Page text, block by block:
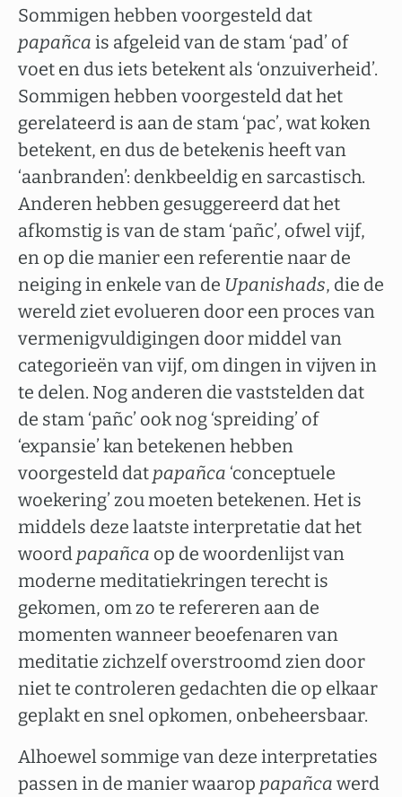
Sommigen hebben voorgesteld dat
papañca is afgeleid van de stam ‘pad’ of
voet en dus iets betekent als ‘onzuiverheid’.
Sommigen hebben voorgesteld dat het
gerelateerd is aan de stam ‘pac’, wat koken
betekent, en dus de betekenis heeft van
‘aanbranden’: denkbeeldig en sarcastisch.
Anderen hebben gesuggereerd dat het
afkomstig is van de stam ‘pañc’, ofwel vijf,
en op die manier een referentie naar de
neiging in enkele van de Upanishads, die de
wereld ziet evolueren door een proces van
vermenigvuldigingen door middel van
categorieën van vijf, om dingen in vijven in
te delen. Nog anderen die vaststelden dat
de stam ‘pañc’ ook nog ‘spreiding’ of
‘expansie’ kan betekenen hebben
voorgesteld dat papañca ‘conceptuele
woekering’ zou moeten betekenen. Het is
middels deze laatste interpretatie dat het
woord papañca op de woordenlijst van
moderne meditatiekringen terecht is
gekomen, om zo te refereren aan de
momenten wanneer beoefenaren van
meditatie zichzelf overstroomd zien door
niet te controleren gedachten die op elkaar
geplakt en snel opkomen, onbeheersbaar.
Alhoewel sommige van deze interpretaties
passen in de manier waarop papañca werd